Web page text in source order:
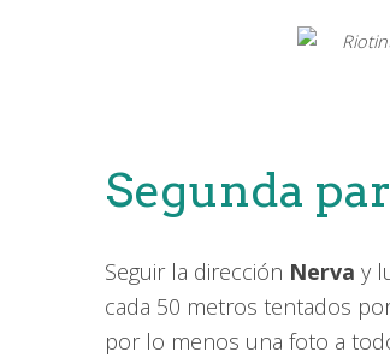
Segunda
Seguir la dirección Nerva y
cada 50 metros tentados
por lo menos una foto a